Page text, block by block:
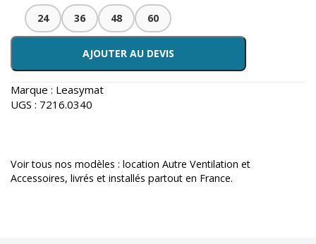
24 36 48 60
AJOUTER AU DEVIS
Marque : Leasymat
UGS : 7216.0340
Voir tous nos modèles : location Autre Ventilation et
Accessoires, livrés et installés partout en France.